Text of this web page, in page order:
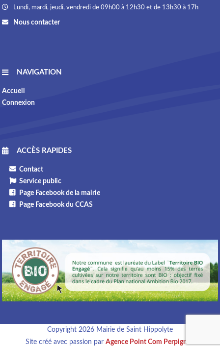
Lundi, mardi, jeudi, vendredi de 09h00 à 12h30 et de 13h30 à 17h
Nous contacter
NAVIGATION
Accueil
Connexion
ACCÈS RAPIDES
Contact
Service public
Page Facebook de la mairie
Page Facebook du CCAS
Copyright 2026 Mairie de Saint Hippolyte
Site créé avec passion par Agence Point Com Perpignan